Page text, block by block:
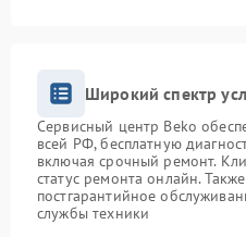
Широкий спектр
Сервисный центр Beko
всей РФ, бесплатную
включая срочный ремонт.
статус ремонта онлайн.
постгарантийное
службы техники